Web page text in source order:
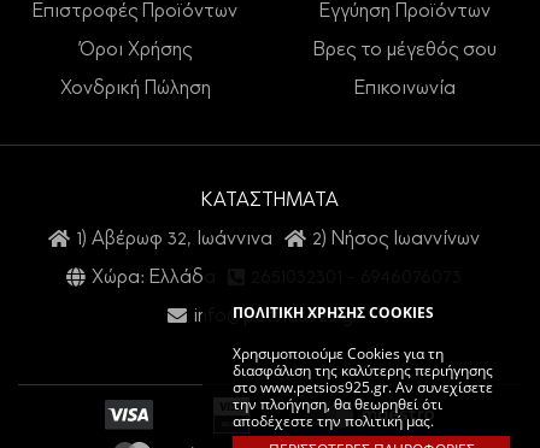
ΠΟΛΙΤΙΚΗ ΧΡΗΣΗΣ COOKIES
Χρησιμοποιούμε Cookies για τη
διασφάλιση της καλύτερης περιήγησης
στο www.petsios925.gr. Αν συνεχίσετε
την πλοήγηση, θα θεωρηθεί ότι
αποδέχεστε την πολιτική μας.
Επιστροφές Προϊόντων
Όροι Χρήσης
Χονδρική Πώληση
Εγγύηση Προϊόντων
Βρες το μέγεθός σου
Επικοινωνία
ΚΑΤΑΣΤΗΜΑΤΑ
1) Αβέρωφ 32, Ιωάννινα
2) Νήσος Ιωαννίνων
Χώρα: Ελλάδα
info@petsios925.gr